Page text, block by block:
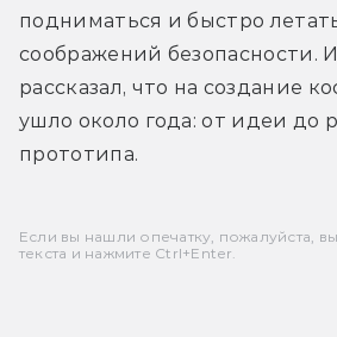
подниматься и быстро
соображений безопасности.
рассказал, что на создание
ушло около года: от идеи до
прототипа.
Если вы нашли опечатку, пожалуйста,
текста и нажмите Ctrl+Enter.